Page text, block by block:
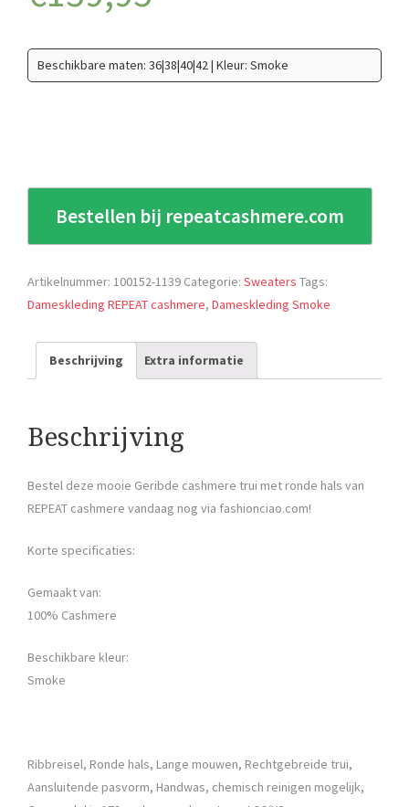
Beschikbare maten: 36|38|40|42 | Kleur: Smoke
Bestellen bij repeatcashmere.com
Artikelnummer: 100152-1139 Categorie: Sweaters Tags:
Dameskleding REPEAT cashmere, Dameskleding Smoke
Beschrijving Extra informatie
Beschrijving
Bestel deze mooie Geribde cashmere trui met ronde hals van
REPEAT cashmere vandaag nog via fashionciao.com!
Korte specificaties:
Gemaakt van:
100% Cashmere
Beschikbare kleur:
Smoke
Ribbreisel, Ronde hals, Lange mouwen, Rechtgebreide trui,
Aansluitende pasvorm, Handwas, chemisch reinigen mogelijk,